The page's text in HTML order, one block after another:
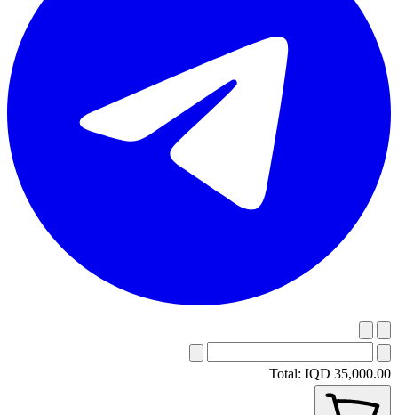
Total: IQD 35,000.00